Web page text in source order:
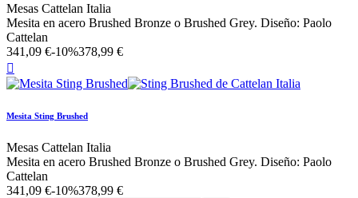
Mesas Cattelan Italia
Mesita en acero Brushed Bronze o Brushed Grey. Diseño: Paolo
Cattelan
341,09 €-10%378,99 €

Mesita Sting Brushed
Mesas Cattelan Italia
Mesita en acero Brushed Bronze o Brushed Grey. Diseño: Paolo
Cattelan
341,09 €-10%378,99 €